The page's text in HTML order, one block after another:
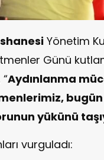
Yönetim
Günü
Aydınlanma
yükünü
vurguladı: